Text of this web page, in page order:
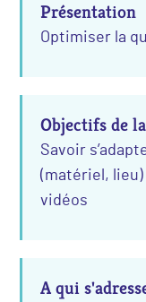
Présentation
Optimiser la
Objectifs de
Savoir
(matériel, lieu)
vidéos
A qui